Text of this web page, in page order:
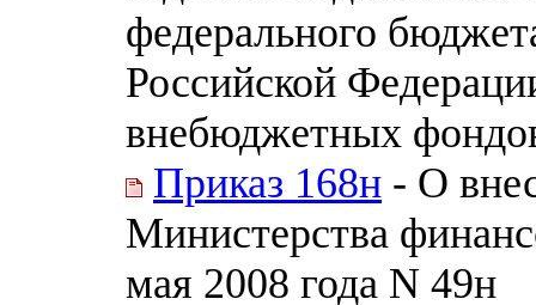
федерального
Российской
внебюджетных
Приказ 168н - О
Министерства
мая 2008 года N 49н